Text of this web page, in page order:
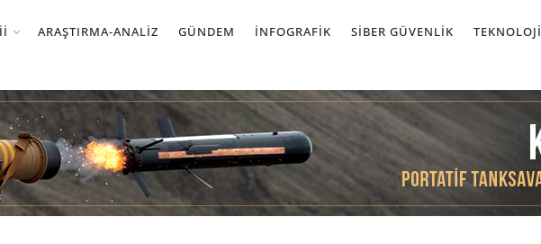
ARAŞTIRMA-ANALIZ GÜNDEM İNFOGRAFIK SIBER GÜVENLIK TEKNOLOJI